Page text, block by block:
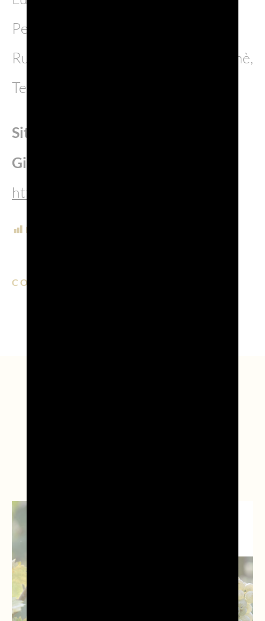
Perlino, Pizzolato, Portaleone,
Ruggeri, San Simone, Tenuta Santomè,
Terre dei Buth, Torresella, Val d’Oca
Sito ufficiale Prosecco DOC
Giappone
https://proseccodoc.jp/
POST VIEWS:
CONDIVIDI SU: